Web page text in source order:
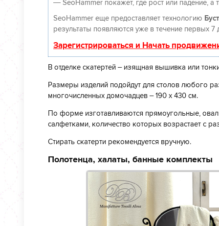
— SeoHammer покажет, где рост или падение,
SeoHammer еще предоставляет технологию Буст
результаты появляются уже в течение первых 7
Зарегистрироваться и Начать
В отделке скатертей – изящная вышивка или
Размеры изделий подойдут для столов любого
многочисленных домочадцев – 190 х 430 см.
По форме изготавливаются прямоугольные,
салфетками, количество которых возрастает с
Стирать скатерти рекомендуется вручную.
Полотенца, халаты, банные комплекты